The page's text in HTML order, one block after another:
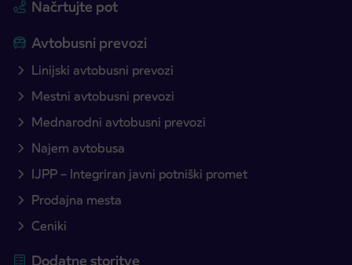
Načrtujte pot
Avtobusni prevozi
Linijski avtobusni prevozi
Mestni avtobusni prevozi
Mednarodni avtobusni prevozi
Najem avtobusa
IJPP – Integriran javni potniški promet
Prodajna mesta
Ceniki
Dodatne storitve